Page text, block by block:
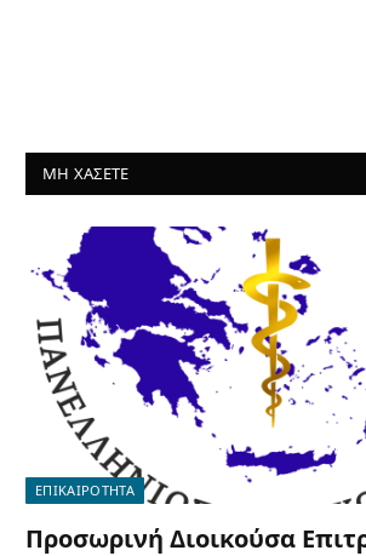
ΜΗ ΧΑΣΕΤΕ
ΕΠΙΚΑΙΡΟΤΗΤΑ
Προσωρινή Διοικούσα